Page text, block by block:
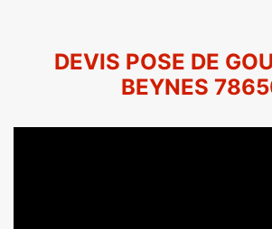
DEVIS POSE DE
BEYNES